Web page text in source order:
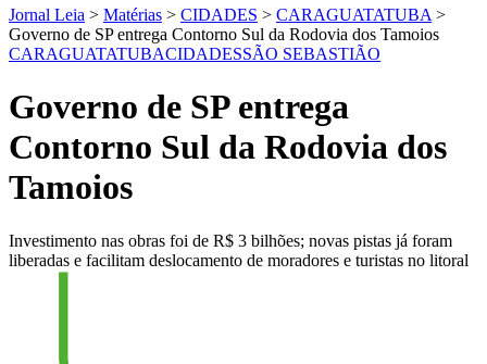
Jornal Leia > Matérias > CIDADES > CARAGUATATUBA >
Governo de SP entrega Contorno Sul da Rodovia dos Tamoios
CARAGUATATUBACIDADESSÃO SEBASTIÃO
Governo de SP entrega
Contorno Sul da Rodovia dos
Tamoios
Investimento nas obras foi de R$ 3 bilhões; novas pistas já foram
liberadas e facilitam deslocamento de moradores e turistas no litoral